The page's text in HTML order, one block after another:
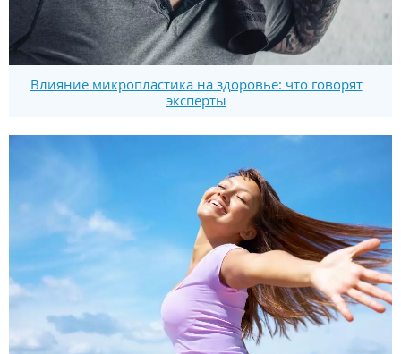
Влияние микропластика на здоровье: что говорят
эксперты